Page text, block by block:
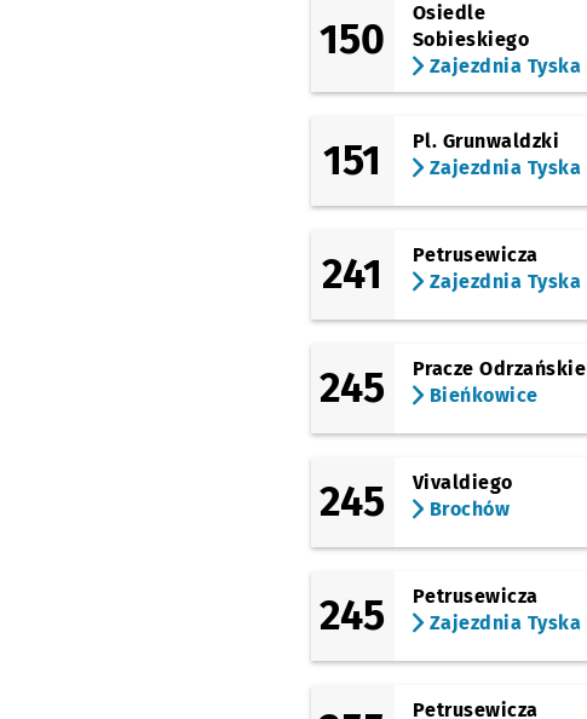
150
Osiedle
Sobieskiego
Zajezdnia Tyska
151
Pl. Grunwaldzki
Zajezdnia Tyska
241
Petrusewicza
Zajezdnia Tyska
245
Pracze Odrzańskie
Bieńkowice
245
Vivaldiego
Brochów
245
Petrusewicza
Zajezdnia Tyska
Petrusewicza